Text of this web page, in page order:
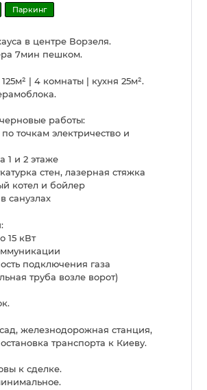
Паркинг
в центре Ворзеля.
7мин пешком.
| 4 комнаты | кухня 25м².
работы:
точкам электричество и
1 и 2 этаже
стен, лазерная стяжка
котел и бойлер
санузлах
15 кВт
подключения газа
труба возле ворот)
железнодорожная станция,
транспорта к Киеву.
к сделке.